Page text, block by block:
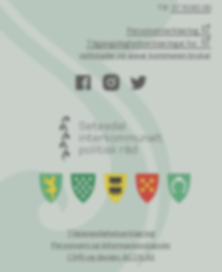
Tlf: 37 93 85 00
Personvernerklæring
Tilgjengelegheitserklæringar for
nettstader og appar kommunen brukar
Tilgjengelighetserklæring
Personvern og informasjonskapsler
CMS og design: ACOS AS